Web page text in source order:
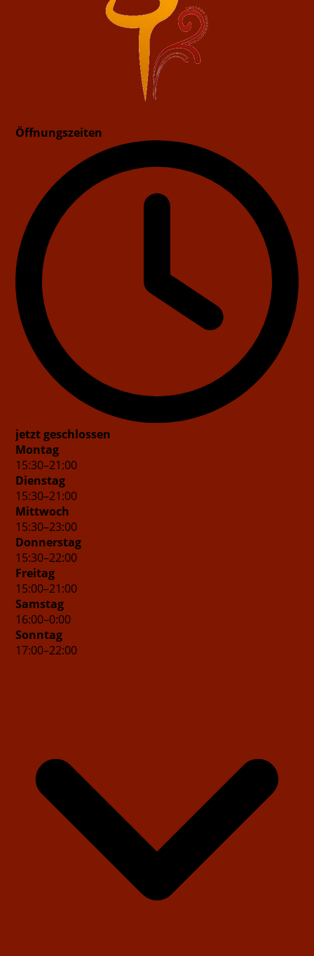
Öffnungszeiten
jetzt geschlossen
Montag
15:30–21:00
Dienstag
15:30–21:00
Mittwoch
15:30–23:00
Donnerstag
15:30–22:00
Freitag
15:00–21:00
Samstag
16:00–0:00
Sonntag
17:00–22:00